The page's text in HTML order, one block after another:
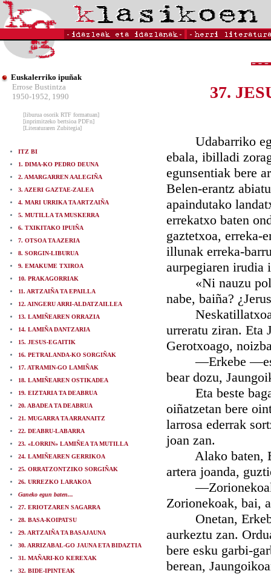
Euskalerriko ipuñak
Errose Bustintza
1950-1952, 1990
[liburua osorik RTF formatuan]
[inprimitzeko bertsioa PDFn]
[Literaturaren Zubitegia]
ITZ BI
1. DIMA-KO PEDRO DEUNA
2. AMARGARREN AALEGIÑA
3. AZERI GAZTAE-ZALEA
4. MARI URRIKA TA ARTZAIÑA
5. MUTILLA TA MUSKERRA
6. TXIKITAKO IPUIÑA
7. OTSOA TA AZERIA
8. SORGIN-LIBURUA
9. EMAKUME TXIROA
10. PRAKAGORRIAK
11. ARTZAIÑA TA EPAILLA
12. AINGERU ARRI-ALDATZAILLEA
13. LAMIÑEAREN ORRAZIA
14. LAMIÑA DANTZARIA
15. JESUS-EGAITIK
16. PETRALANDA-KO SORGIÑAK
17. ATRAMIN-GO LAMIÑAK
18. LAMIÑEAREN OSTIKADEA
19. EIZTARIA TA DEABRUA
20. ABADEA TA DEABRUA
21. MUGARRA TA ARRANAITZ
22. DEABRU-LABARRA
23. «LORRIN» LAMIÑEA TA MUTILLA
24. LAMIÑEAREN GERRIKOA
25. ORRATZONTZIKO SORGIÑAK
26. URREZKO LARAKOA
Ganeko egun baten...
27. ERIOTZAREN SAGARRA
28. BASA-KOIPATSU
29. ARTZAIÑA TA BASAJAUNA
30. ARRIZABAL-GO JAUNA ETA BIDAZTIA
31. MAÑARI-KO KEREXAK
32. BIDE-IPINTEAK
37.
Udabarriko
ebala, ibilladi
egunsentiak bere
Belen-erantz
apaindutako
errekatxo baten
gaztetxoa, erreka-
illunak erreka-
aurpegiaren irudia
«Ni nauzu
nabe, baiña?
Neskatillatxoa
urreratu ziran. Eta
Gerotxoago,
—Erkebe —esan
bear dozu,
Eta beste
oiñatzetan bere
larrosa ederrak
joan zan.
Alako baten,
artera joanda,
—Zorionekoak
Zorionekoak, bai,
Onetan, Erkebe,
aurkeztu zan.
bere esku garbi-
berean,